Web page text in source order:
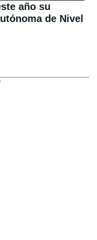
año su
de Nivel